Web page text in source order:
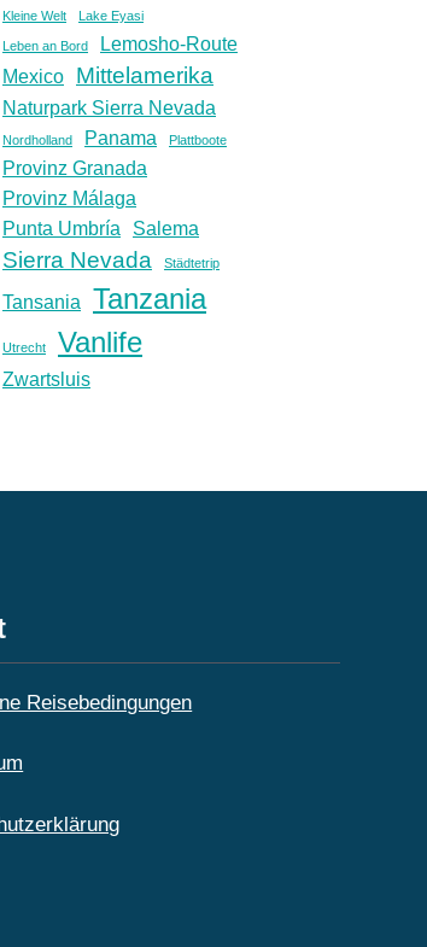
Kleine Welt Lake Eyasi
Leben an Bord
Lemosho-Route
Mexico
Mittelamerika
Naturpark Sierra Nevada
Nordholland Panama Plattboote
Provinz Granada
Provinz Málaga
Punta Umbría
Salema
Sierra Nevada Städtetrip
Tansania Tanzania
Utrecht Vanlife
Zwartsluis
Reisebedingungen